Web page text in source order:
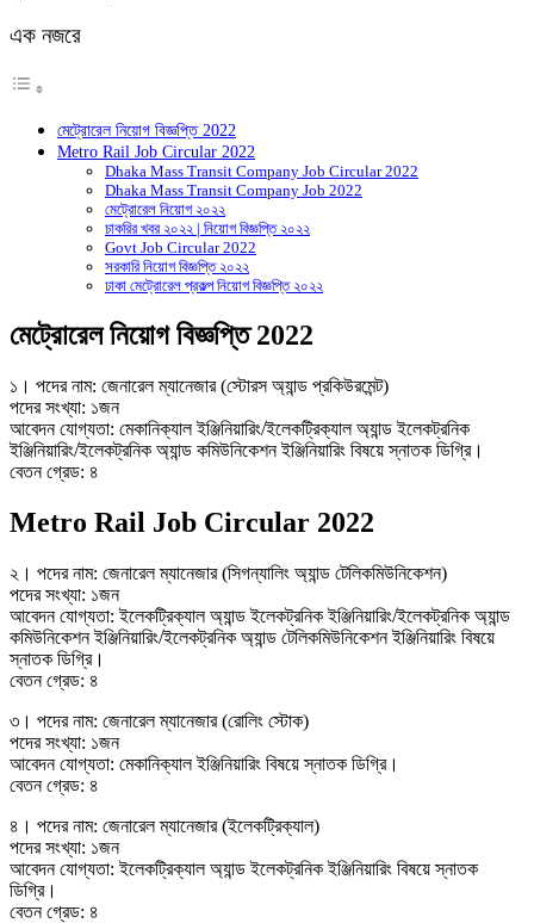
এক নজরে
মেট্রোরেল নিয়োগ বিজ্ঞপ্তি 2022
Metro Rail Job Circular 2022
Dhaka Mass Transit Company Job Circular 2022
Dhaka Mass Transit Company Job 2022
মেট্রোরেল নিয়োগ ২০২২
চাকরির খবর ২০২২ | নিয়োগ বিজ্ঞপ্তি ২০২২
Govt Job Circular 2022
সরকারি নিয়োগ বিজ্ঞপ্তি ২০২২
ঢাকা মেট্রোরেল প্রকল্প নিয়োগ বিজ্ঞপ্তি ২০২২
মেট্রোরেল নিয়োগ বিজ্ঞপ্তি 2022
১। পদের নাম: জেনারেল ম্যানেজার (স্টোরস অ্যান্ড প্রকিউরমেন্ট)
পদের সংখ্যা: ১জন
আবেদন যোগ্যতা: মেকানিক্যাল ইঞ্জিনিয়ারিং/ইলেকট্রিক্যাল অ্যান্ড ইলেকট্রনিক
ইঞ্জিনিয়ারিং/ইলেকট্রনিক অ্যান্ড কমিউনিকেশন ইঞ্জিনিয়ারিং বিষয়ে স্নাতক ডিগ্রি।
বেতন গ্রেড: ৪
Metro Rail Job Circular 2022
২। পদের নাম: জেনারেল ম্যানেজার (সিগন্যালিং অ্যান্ড টেলিকমিউনিকেশন)
পদের সংখ্যা: ১জন
আবেদন যোগ্যতা: ইলেকট্রিক্যাল অ্যান্ড ইলেকট্রনিক ইঞ্জিনিয়ারিং/ইলেকট্রনিক অ্যান্ড
কমিউনিকেশন ইঞ্জিনিয়ারিং/ইলেকট্রনিক অ্যান্ড টেলিকমিউনিকেশন ইঞ্জিনিয়ারিং বিষয়ে
স্নাতক ডিগ্রি।
বেতন গ্রেড: ৪
৩। পদের নাম: জেনারেল ম্যানেজার (রোলিং স্টোক)
পদের সংখ্যা: ১জন
আবেদন যোগ্যতা: মেকানিক্যাল ইঞ্জিনিয়ারিং বিষয়ে স্নাতক ডিগ্রি।
বেতন গ্রেড: ৪
৪। পদের নাম: জেনারেল ম্যানেজার (ইলেকট্রিক্যাল)
পদের সংখ্যা: ১জন
আবেদন যোগ্যতা: ইলেকট্রিক্যাল অ্যান্ড ইলেকট্রনিক ইঞ্জিনিয়ারিং বিষয়ে স্নাতক
ডিগ্রি।
বেতন গ্রেড: ৪